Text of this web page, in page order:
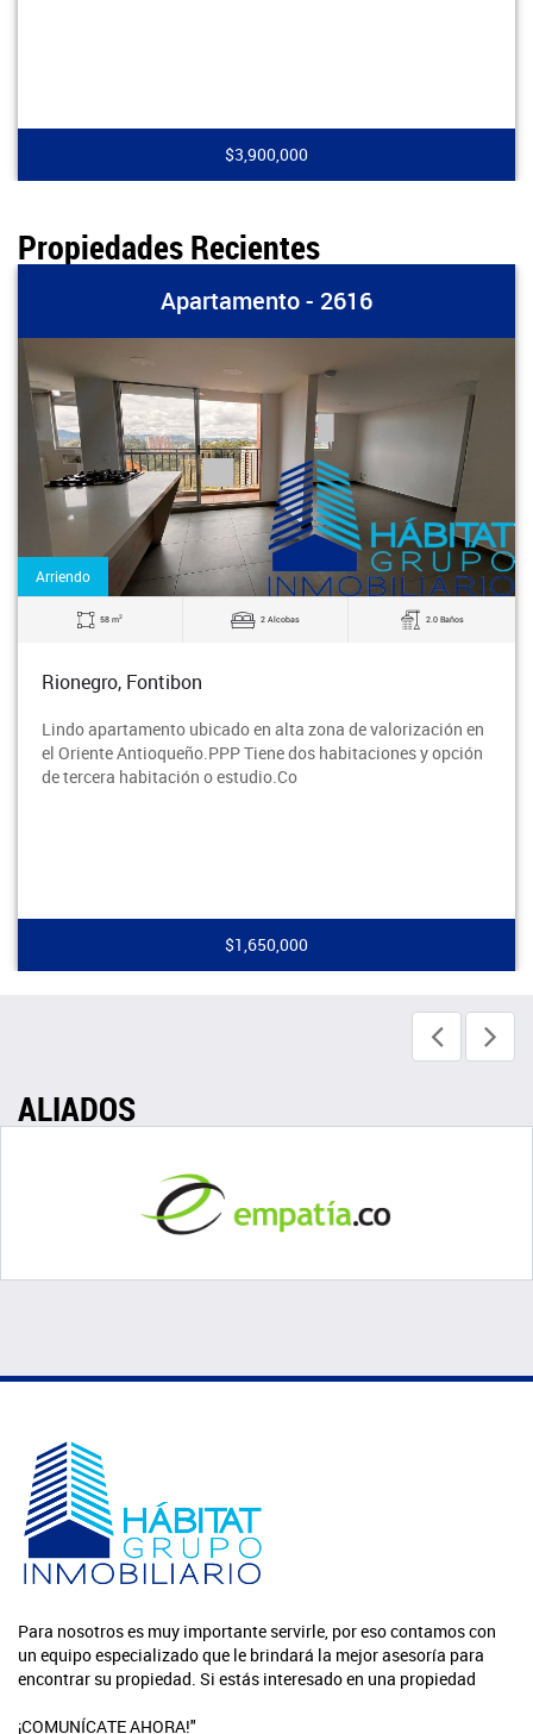
$3,900,000
Propiedades Recientes
Apartamento - 2616
Arriendo
58 m2 2 Alcobas 2.0 Baños
Rionegro, Fontibon
Lindo apartamento ubicado en alta zona de valorización en
el Oriente Antioqueño.PPP Tiene dos habitaciones y opción
de tercera habitación o estudio.Co
$1,650,000
ALIADOS
Para nosotros es muy importante servirle, por eso contamos con
un equipo especializado que le brindará la mejor asesoría para
encontrar su propiedad. Si estás interesado en una propiedad
¡COMUNÍCATE AHORA!"